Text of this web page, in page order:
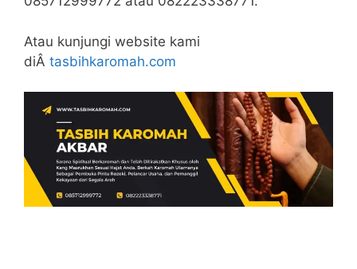
Atau kunjungi website kami
diÂ tasbihkaromah.com